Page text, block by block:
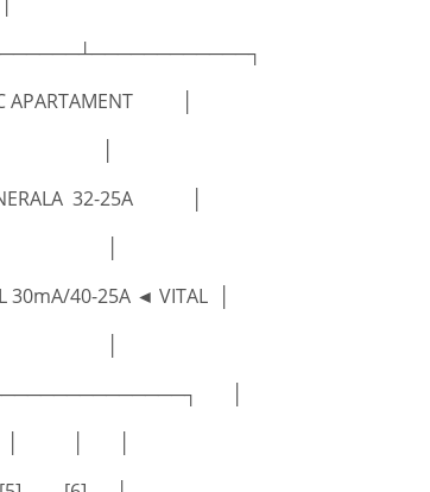
APARTAMENT │
32-25A │
30mA/40-25A ◄ VITAL │
│